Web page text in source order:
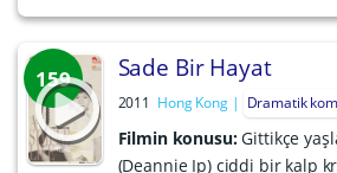
159 Sade Bir Hayat
2011 Hong Kong Dramatik
Filmin konusu:Gittikçe
(Deannie Ip) ciddi bir kalp